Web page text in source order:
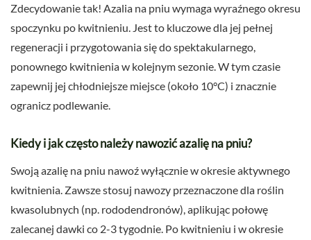
Zdecydowanie tak! Azalia na pniu wymaga wyraźnego okresu
spoczynku po kwitnieniu. Jest to kluczowe dla jej pełnej
regeneracji i przygotowania się do spektakularnego,
ponownego kwitnienia w kolejnym sezonie. W tym czasie
zapewnij jej chłodniejsze miejsce (około 10°C) i znacznie
ogranicz podlewanie.
Kiedy i jak często należy nawozić azalię na pniu?
Swoją azalię na pniu nawoź wyłącznie w okresie aktywnego
kwitnienia. Zawsze stosuj nawozy przeznaczone dla roślin
kwasolubnych (np. rododendronów), aplikując połowę
zalecanej dawki co 2-3 tygodnie. Po kwitnieniu i w okresie